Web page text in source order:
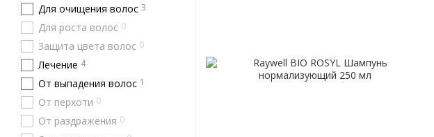
Для очищения волос 3
Для роста волос 0
Защита цвета волос 0
Лечение 4
От выпадения волос 1
От перхоти 0
От раздражения 0